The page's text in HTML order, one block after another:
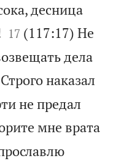
десница


17 (117:17) Не
дела
наказал
не предал
мне врата